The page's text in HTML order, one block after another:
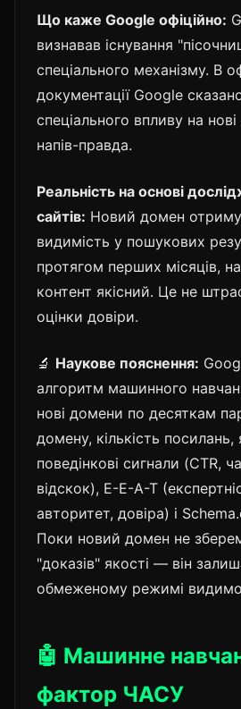
Що каже Google офіційно:
визнавав існування
спеціального механізму. В
документації Google
спеціального впливу на
напів-правда.
Реальність на основі
сайтів: Новий домен
видимість у пошукових
протягом перших місяців,
контент якісний. Це не
оцінки довіри.
🔬 Наукове пояснення:
алгоритм машинного
нові домени по десяткам
домену, кількість посилань,
поведінкові сигнали (CTR,
відскок), E-E-A-T
авторитет, довіра) і
Поки новий домен не
"доказів" якості — він
обмеженому режимі
🤖 Машинне
фактор ЧАСУ